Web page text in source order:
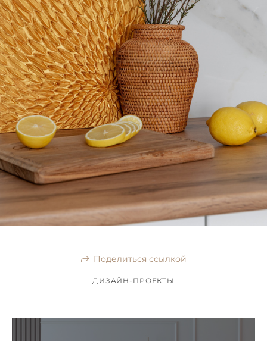
Поделиться ссылкой
ДИЗАЙН-ПРОЕКТЫ